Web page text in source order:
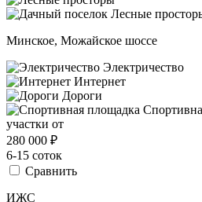
Минское, Можайское шоссе
Электричество
Интернет
Дороги
участки от
280 000 ₽
6-15 соток
Сравнить
ИЖС